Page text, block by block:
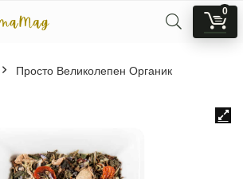
0
Просто Великолепен Органик